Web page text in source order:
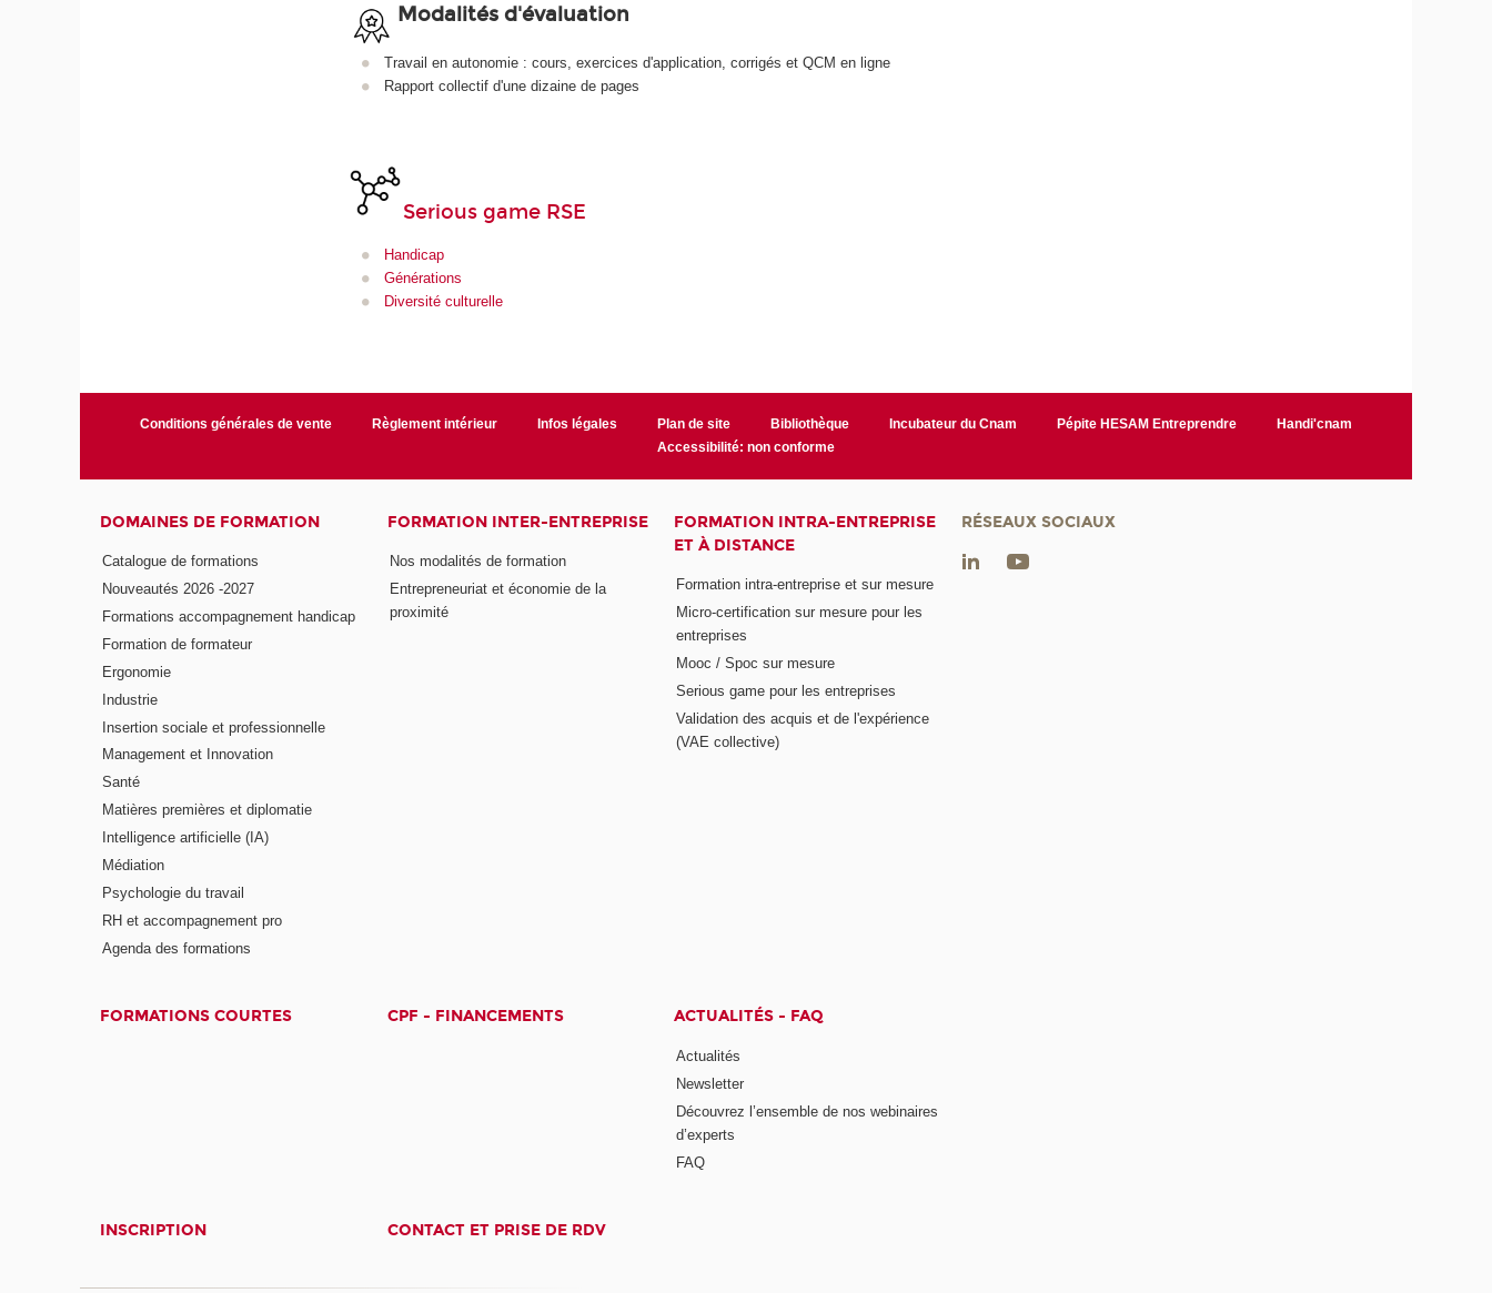
Modalités d'évaluation
Travail en autonomie : cours, exercices d'application, corrigés et QCM en ligne
Rapport collectif d'une dizaine de pages
Serious game RSE
Handicap
Générations
Diversité culturelle
Conditions générales de vente Règlement intérieur Infos légales Plan de site Bibliothèque Incubateur du Cnam Pépite HESAM Entreprendre
Handi'cnam
Accessibilité: non conforme
DOMAINES DE FORMATION
Catalogue de formations
Nouveautés 2026 -2027
Formations accompagnement handicap
Formation de formateur
Ergonomie
Industrie
Insertion sociale et professionnelle
Management et Innovation
Santé
Matières premières et diplomatie
Intelligence artificielle (IA)
Médiation
Psychologie du travail
RH et accompagnement pro
Agenda des formations
FORMATION INTER-ENTREPRISE
Nos modalités de formation
Entrepreneuriat et économie de la
proximité
FORMATION INTRA-ENTREPRISE
ET À DISTANCE
Formation intra-entreprise et sur mesure
Micro-certification sur mesure pour les
entreprises
Mooc / Spoc sur mesure
Serious game pour les entreprises
Validation des acquis et de l'expérience
(VAE collective)
FORMATIONS COURTES CPF - FINANCEMENTS ACTUALITÉS - FAQ
Actualités
Newsletter
Découvrez l’ensemble de nos webinaires
d’experts
FAQ
INSCRIPTION CONTACT ET PRISE DE RDV
RÉSEAUX SOCIAUX